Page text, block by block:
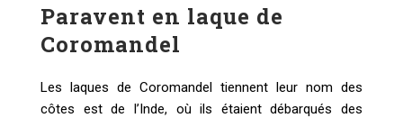
Paravent en laque de
Coromandel
Les laques de Coromandel tiennent leur nom des
côtes est de l’Inde, où ils étaient débarqués des